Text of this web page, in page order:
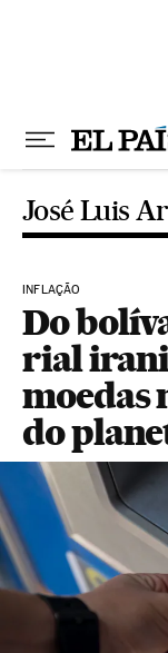
José Luis
INFLAÇÃO
Do
rial
moedas
do